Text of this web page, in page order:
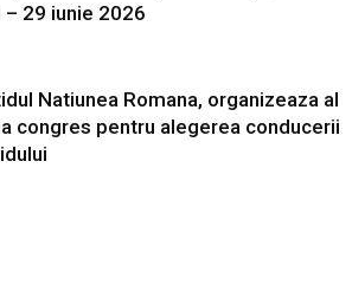
– 29 iunie 2026
Natiunea Romana, organizeaza al
congres pentru alegerea conducerii